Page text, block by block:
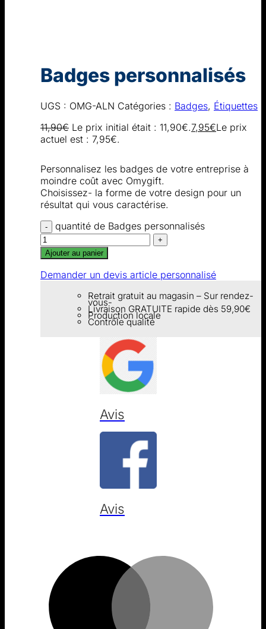
Badges personnalisés
UGS : OMG-ALN Catégories : Badges, Étiquettes
11,90€ Le prix initial était : 11,90€.7,95€Le prix
actuel est : 7,95€.
Personnalisez les badges de votre entreprise à
moindre coût avec Omygift.
Choisissez- la forme de votre design pour un
résultat qui vous caractérise.
quantité de Badges personnalisés
Ajouter au panier
Demander un devis article personnalisé
Retrait gratuit au magasin – Sur rendez-
vous-
Livraison GRATUITE rapide dès 59,90€
Production locale
Contrôle qualité
Avis
Avis